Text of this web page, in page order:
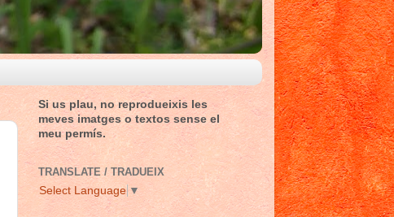
Si us plau, no reprodueixis les
meves imatges o textos sense el
meu permís.
TRANSLATE / TRADUEIX
Select Language ▼